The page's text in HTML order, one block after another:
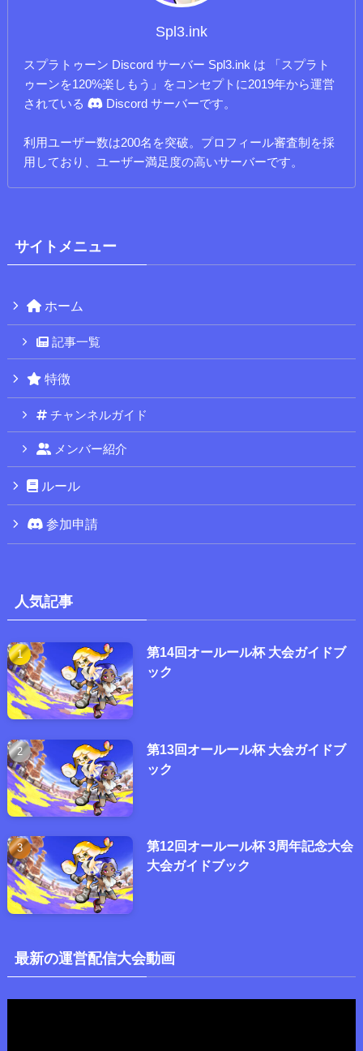
Spl3.ink
スプラトゥーン Discord サーバー Spl3.ink は 「スプラト
ゥーンを120%楽しもう」をコンセプトに2019年から運営
されている
Discord サーバーです。
利用ユーザー数は200名を突破。プロフィール審査制を採
用しており、ユーザー満足度の高いサーバーです。
サイトメニュー
ホーム
記事一覧
特徴
チャンネルガイド
メンバー紹介
ルール
参加申請
人気記事
第14回オールール杯 大会ガイドブ
ック
第13回オールール杯 大会ガイドブ
ック
第12回オールール杯 3周年記念大会
大会ガイドブック
最新の運営配信大会動画